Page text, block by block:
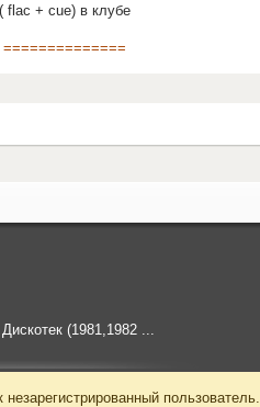
( flac + cue) в клубе
==============
(1981,1982 ...
пользователь.